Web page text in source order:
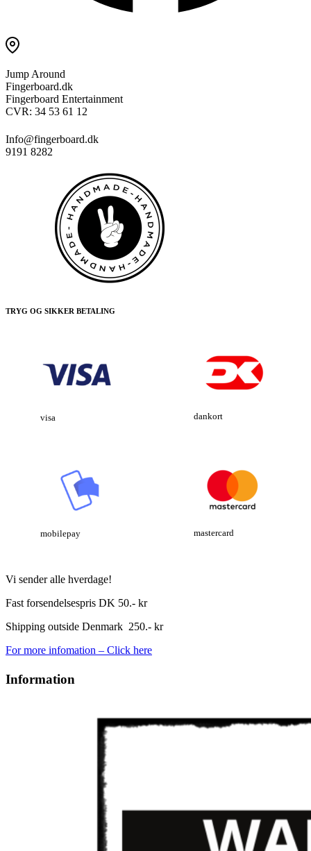
Jump Around
Fingerboard.dk
Fingerboard Entertainment
CVR: 34 53 61 12
Info@fingerboard.dk
9191 8282
TRYG OG SIKKER BETALING
visa dankort
mobilepay mastercard
Vi sender alle hverdage!
Fast forsendelsespris DK 50.- kr
Shipping outside Denmark 250.- kr
For more infomation – Click here
Information